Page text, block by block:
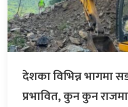
देशका विभिन्न भागमा
प्रभावित, कुन कुन